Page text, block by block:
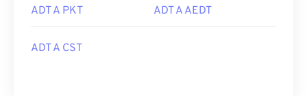
ADT A PKT ADT A AEDT
ADT A CST